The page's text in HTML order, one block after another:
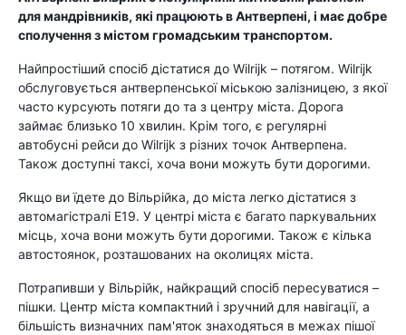
для мандрівників, які працюють в Антверпені, і має добре
сполучення з містом громадським транспортом.
Найпростіший спосіб дістатися до Wilrijk – потягом. Wilrijk
обслуговується антверпенської міською залізницею, з якої
часто курсують потяги до та з центру міста. Дорога
займає близько 10 хвилин. Крім того, є регулярні
автобусні рейси до Wilrijk з різних точок Антверпена.
Також доступні таксі, хоча вони можуть бути дорогими.
Якщо ви їдете до Вільрійка, до міста легко дістатися з
автомагістралі E19. У центрі міста є багато паркувальних
місць, хоча вони можуть бути дорогими. Також є кілька
автостоянок, розташованих на околицях міста.
Потрапивши у Вільрійк, найкращий спосіб пересуватися –
пішки. Центр міста компактний і зручний для навігації, а
більшість визначних пам'яток знаходяться в межах пішої